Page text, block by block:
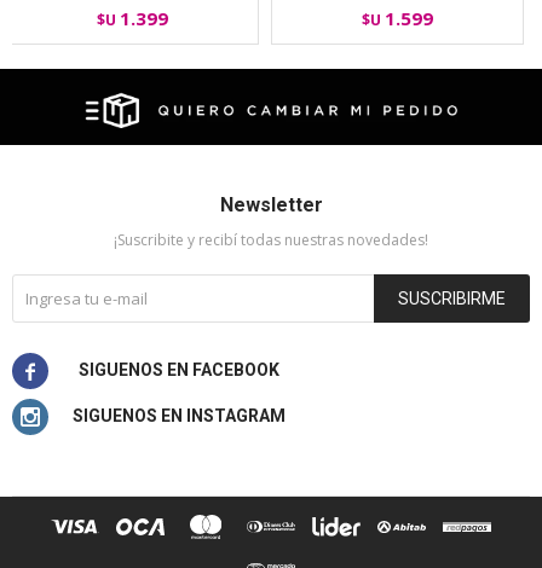
$U 1.399 $U 1.599
Newsletter
¡Suscribite y recibí todas nuestras novedades!
SUSCRIBIRME

